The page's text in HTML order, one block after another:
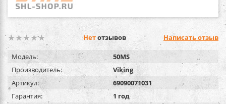
Нетотзывов Написать отзыв
Модель:
50МS
Производитель:
Viking
Артикул:
69090071031
Гарантия:
1 год